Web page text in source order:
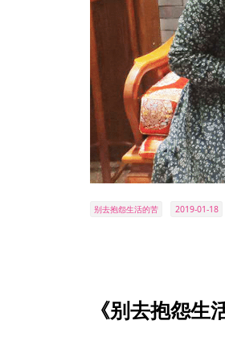
别去抱怨生活的苦 2019-01-18
《别去抱怨